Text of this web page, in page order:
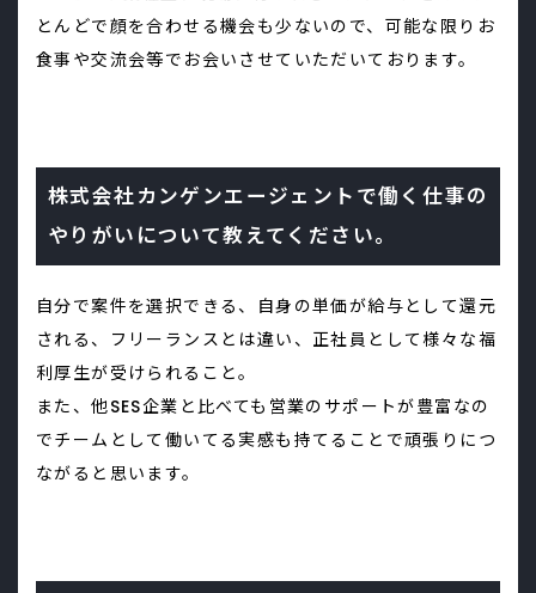
とんどで顔を合わせる機会も少ないので、可能な限りお
食事や交流会等でお会いさせていただいております。
株式会社カンゲンエージェントで働く仕事の
やりがいについて教えてください。
自分で案件を選択できる、自身の単価が給与として還元
される、フリーランスとは違い、正社員として様々な福
利厚生が受けられること。
また、他SES企業と比べても営業のサポートが豊富なの
でチームとして働いてる実感も持てることで頑張りにつ
ながると思います。